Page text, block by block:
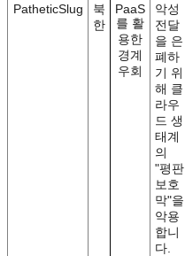
PatheticSlug
북
한
PaaS
를 활
용한
경계
우회
악성
전달
을 은
폐하
기 위
해 클
라우
드 생
태계
의
"평판
보호
막"을
악용
합니
다.